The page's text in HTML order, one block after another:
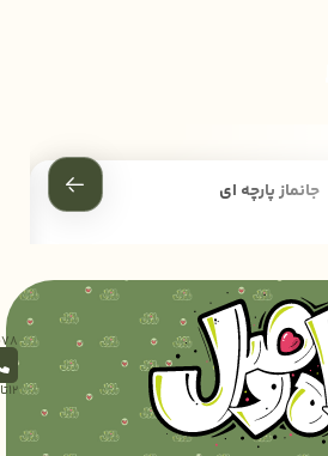
جانماز پارچه ای
35,000 تومان
12تا18)